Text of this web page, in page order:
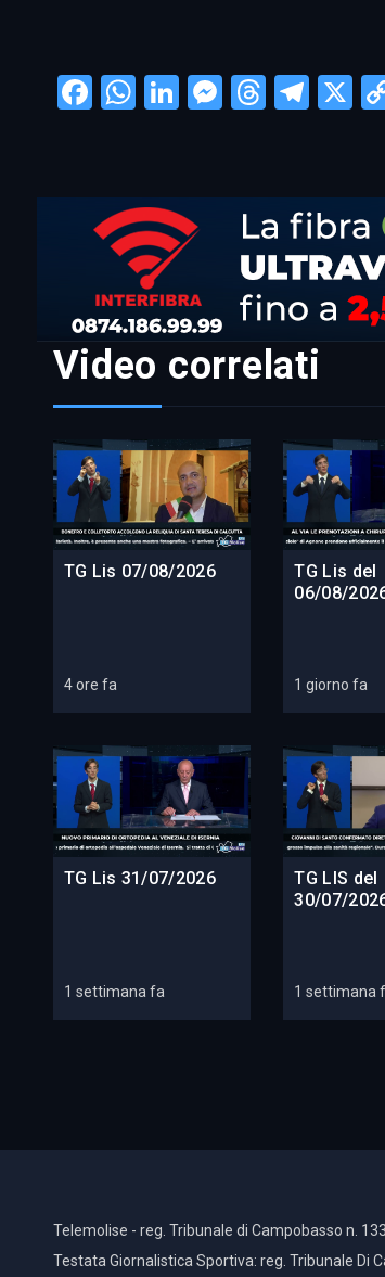
Facebook
WhatsApp
LinkedIn X
Video correlati
TG Lis 07/08/2026
4 ore fa
TG Lis del
06/08/
1 giorno fa
TG Lis 31/07/2026
1 settimana fa
TG LIS del
30/07/
1 settimana
Telemolise - reg. Tribunale di Campobasso n.
Testata Giornalistica Sportiva: reg. Tribunale Di